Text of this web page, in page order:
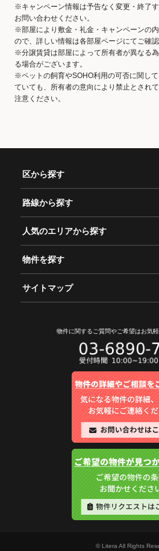
※キャンペーン情報は予告なく変更・終了
お問い合わせください。
※部屋により敷金・礼金・キャンペーンの
ので、詳しい情報は各部屋ページにてご確認
※分譲賃貸は部屋によって所有者が異なる
る場合がございます。
※ペットの飼育やSOHO利用の可否に関し
ていても、所有者の意向により禁止とされ
注意ください。
区から探す
路線から探す
人気のエリアから探す
物件を探す
サイトマップ
物件に関するご質問やご希望はお気
© Litera All Rights